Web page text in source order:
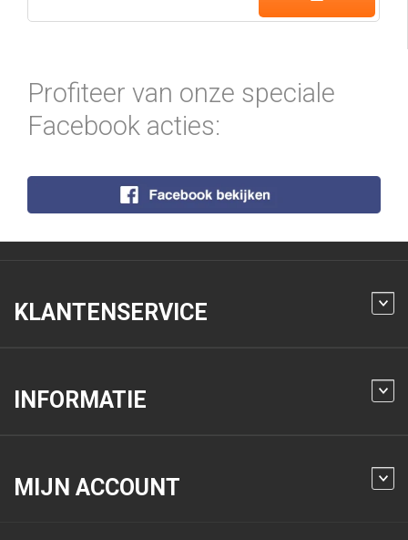
Profiteer van onze speciale
Facebook acties:
KLANTENSERVICE
INFORMATIE
MIJN ACCOUNT